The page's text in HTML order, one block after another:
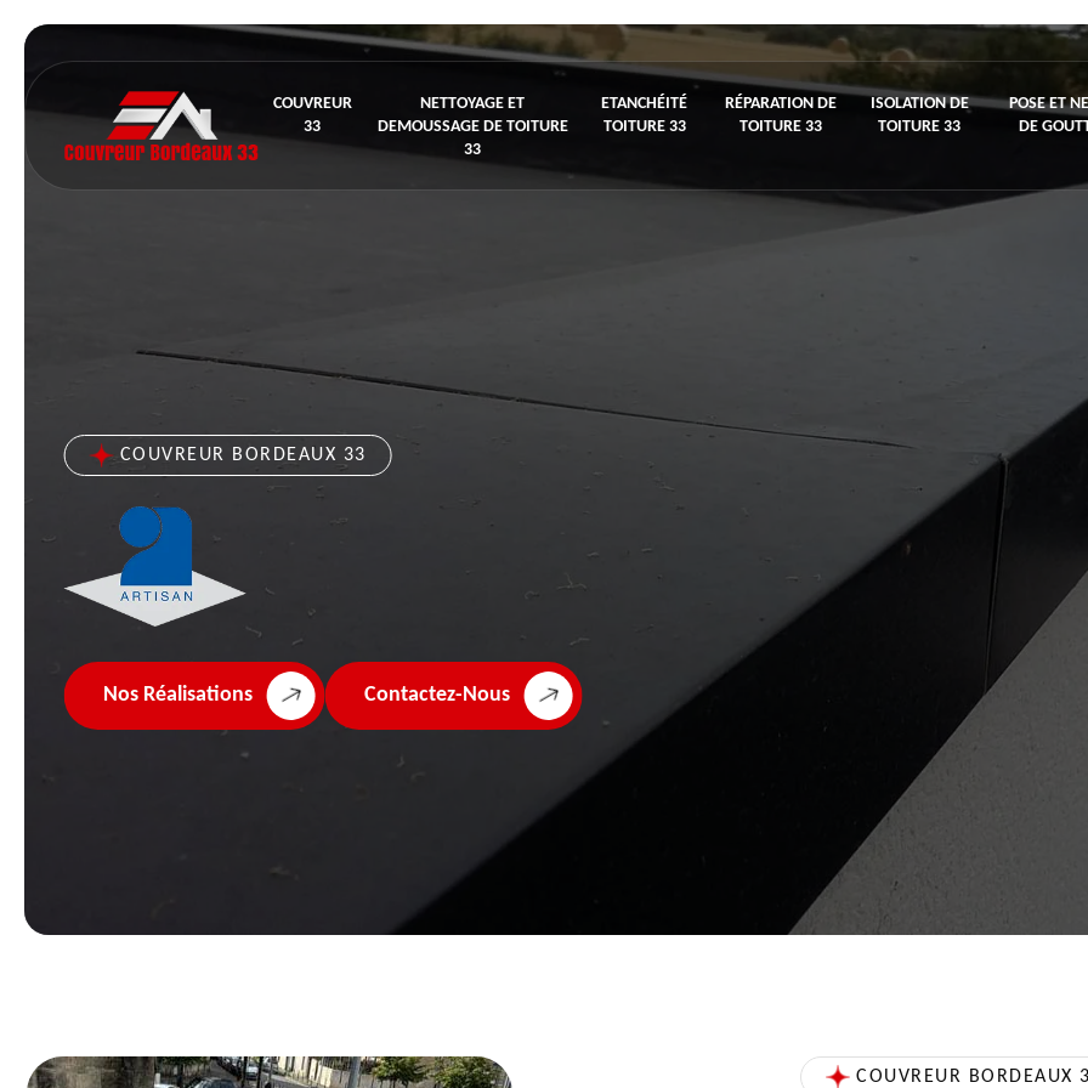
COUVREUR
33
NETTOYAGE ET
DEMOUSSAGE DE TOITURE
33
ETANCHÉITÉ
TOITURE 33
RÉPARATION DE
TOITURE 33
ISOLATION DE
TOITURE 33
POSE ET
DE
COUVREUR BORDEAUX 33
Nos Réalisations Contactez-Nous
COUVREUR BORDEAUX